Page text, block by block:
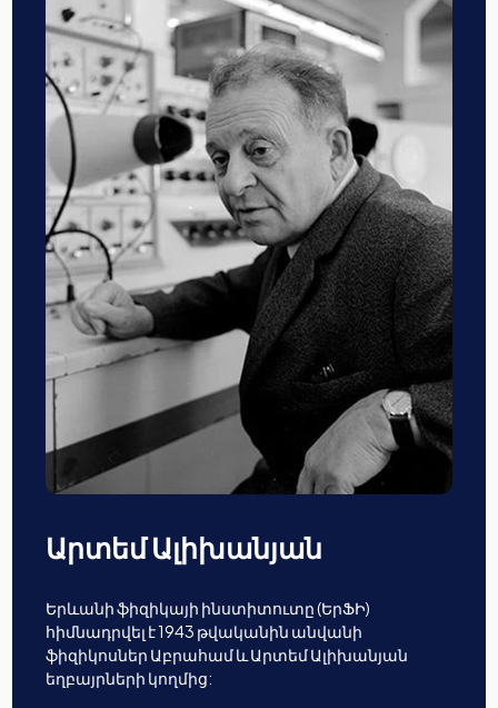
Արտեմ Ալիխանյան
Երևանի ֆիզիկայի ինստիտուտը (ԵրՖԻ)
հիմնադրվել է 1943 թվականին անվանի
ֆիզիկոսներ Աբրահամ և Արտեմ Ալիխանյան
եղբայրների կողմից: